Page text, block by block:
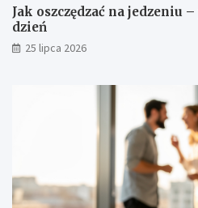
Jak oszczędzać na jedzeniu
dzień
25 lipca 2026